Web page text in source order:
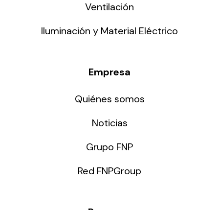
Ventilación
Iluminación y Material Eléctrico
Empresa
Quiénes somos
Noticias
Grupo FNP
Red FNPGroup